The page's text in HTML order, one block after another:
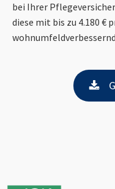
bei Ihrer
diese mit bis zu 4.180 €